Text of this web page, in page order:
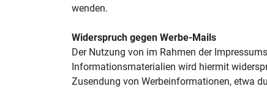
wenden.
Widerspruch gegen Werbe-Mails
Der Nutzung von im Rahmen der
Informationsmaterialien wird hiermit
Zusendung von Werbeinformationen, etwa